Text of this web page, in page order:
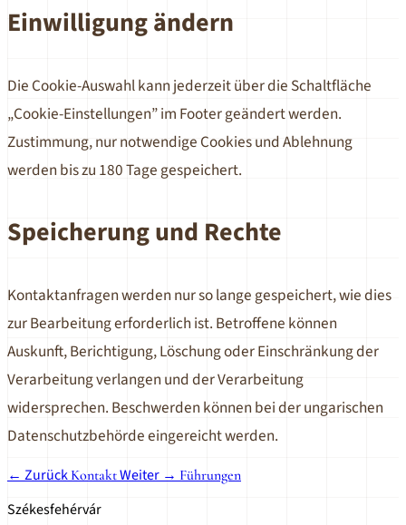
Einwilligung ändern
Die Cookie-Auswahl kann jederzeit über die Schaltfläche
„Cookie-Einstellungen” im Footer geändert werden.
Zustimmung, nur notwendige Cookies und Ablehnung
werden bis zu 180 Tage gespeichert.
Speicherung und Rechte
Kontaktanfragen werden nur so lange gespeichert, wie dies
zur Bearbeitung erforderlich ist. Betroffene können
Auskunft, Berichtigung, Löschung oder Einschränkung der
Verarbeitung verlangen und der Verarbeitung
widersprechen. Beschwerden können bei der ungarischen
Datenschutzbehörde eingereicht werden.
← Zurück KontaktWeiter → Führungen
Székesfehérvár